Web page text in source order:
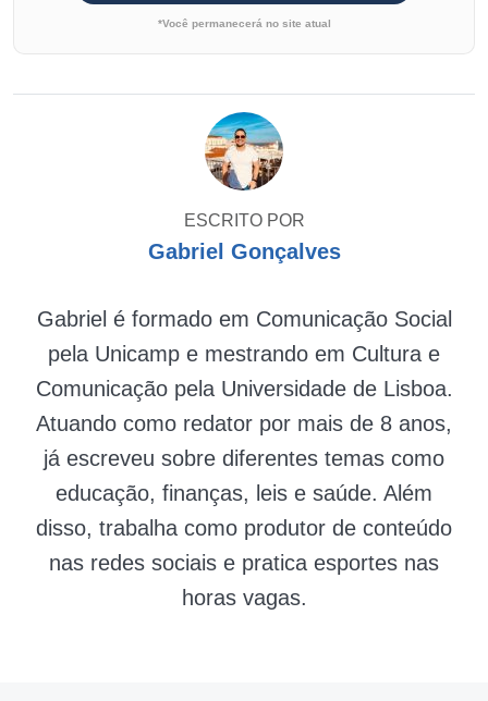
*Você permanecerá no site atual
ESCRITO POR
Gabriel Gonçalves
Gabriel é formado em Comunicação Social
pela Unicamp e mestrando em Cultura e
Comunicação pela Universidade de Lisboa.
Atuando como redator por mais de 8 anos,
já escreveu sobre diferentes temas como
educação, finanças, leis e saúde. Além
disso, trabalha como produtor de conteúdo
nas redes sociais e pratica esportes nas
horas vagas.